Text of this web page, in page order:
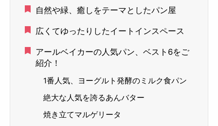
自然や緑、癒しをテーマとしたパン屋
広くてゆったりしたイートインスペース
アールベイカーの人気パン、ベスト6をご
紹介！
1番人気、ヨーグルト発酵のミルク食パン
絶大な人気を誇るあんバター
焼き立てマルゲリータ